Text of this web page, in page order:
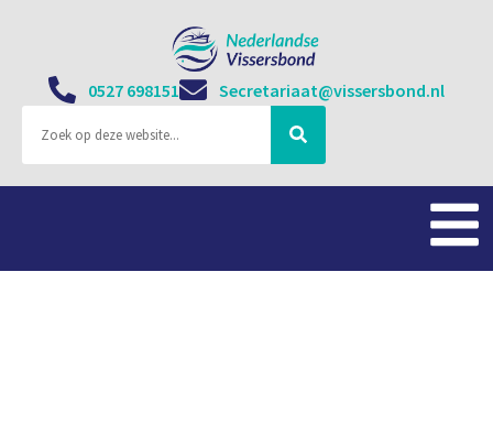
0527 698151 Secretariaat@vissersbond.nl